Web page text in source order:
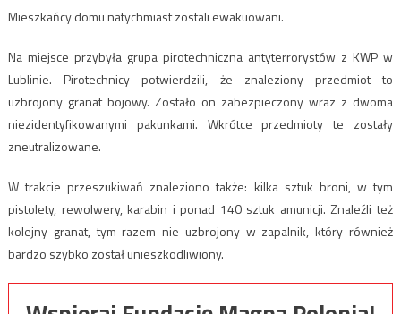
Mieszkańcy domu natychmiast zostali ewakuowani.
Na miejsce przybyła grupa pirotechniczna antyterrorystów z KWP w
Lublinie. Pirotechnicy potwierdzili, że znaleziony przedmiot to
uzbrojony granat bojowy. Zostało on zabezpieczony wraz z dwoma
niezidentyfikowanymi pakunkami. Wkrótce przedmioty te zostały
zneutralizowane.
W trakcie przeszukiwań znaleziono także: kilka sztuk broni, w tym
pistolety, rewolwery, karabin i ponad 140 sztuk amunicji. Znaleźli też
kolejny granat, tym razem nie uzbrojony w zapalnik, który również
bardzo szybko został unieszkodliwiony.